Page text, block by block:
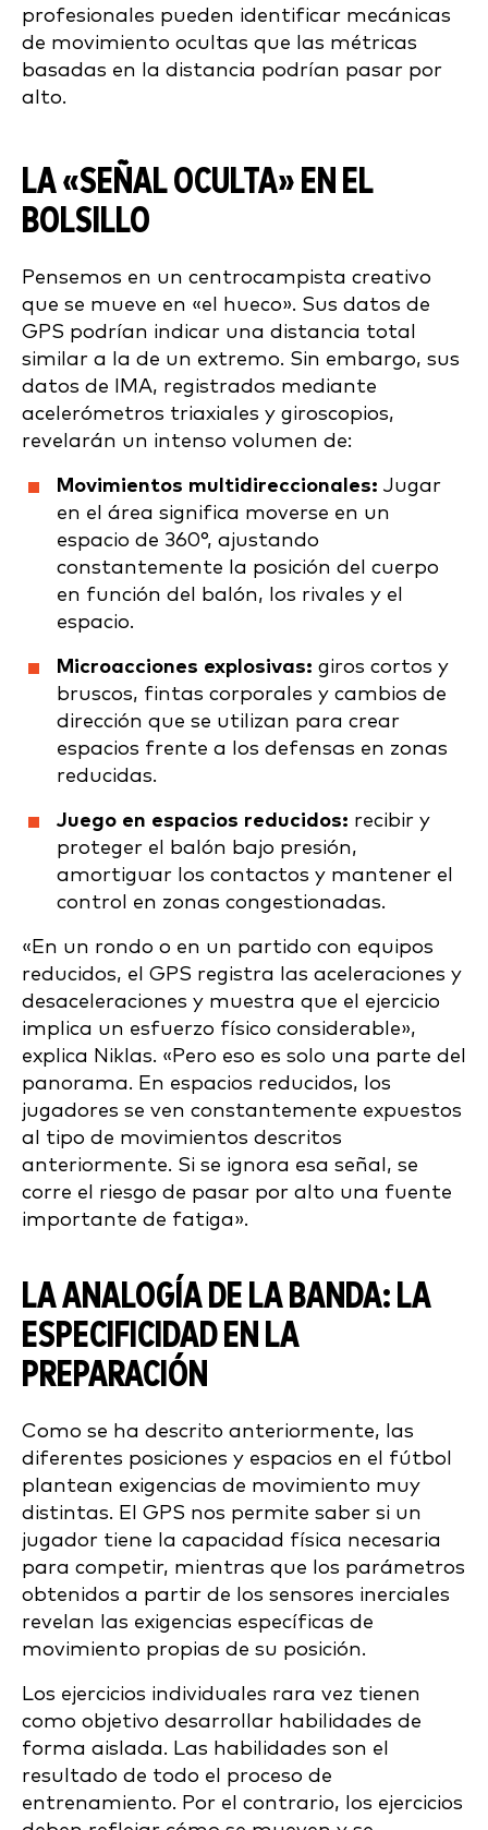
profesionales pueden identificar mecánicas
de movimiento ocultas que las métricas
basadas en la distancia podrían pasar por
alto.
LA «SEÑAL OCULTA» EN EL
BOLSILLO
Pensemos en un centrocampista creativo
que se mueve en «el hueco». Sus datos de
GPS podrían indicar una distancia total
similar a la de un extremo. Sin embargo, sus
datos de IMA, registrados mediante
acelerómetros triaxiales y giroscopios,
revelarán un intenso volumen de:
Movimientos multidireccionales: Jugar
en el área significa moverse en un
espacio de 360°, ajustando
constantemente la posición del cuerpo
en función del balón, los rivales y el
espacio.
Microacciones explosivas: giros cortos y
bruscos, fintas corporales y cambios de
dirección que se utilizan para crear
espacios frente a los defensas en zonas
reducidas.
Juego en espacios reducidos: recibir y
proteger el balón bajo presión,
amortiguar los contactos y mantener el
control en zonas congestionadas.
«En un rondo o en un partido con equipos
reducidos, el GPS registra las aceleraciones y
desaceleraciones y muestra que el ejercicio
implica un esfuerzo físico considerable»,
explica Niklas. «Pero eso es solo una parte del
panorama. En espacios reducidos, los
jugadores se ven constantemente expuestos
al tipo de movimientos descritos
anteriormente. Si se ignora esa señal, se
corre el riesgo de pasar por alto una fuente
importante de fatiga».
LA ANALOGÍA DE LA BANDA: LA
ESPECIFICIDAD EN LA
PREPARACIÓN
Como se ha descrito anteriormente, las
diferentes posiciones y espacios en el fútbol
plantean exigencias de movimiento muy
distintas. El GPS nos permite saber si un
jugador tiene la capacidad física necesaria
para competir, mientras que los parámetros
obtenidos a partir de los sensores inerciales
revelan las exigencias específicas de
movimiento propias de su posición.
Los ejercicios individuales rara vez tienen
como objetivo desarrollar habilidades de
forma aislada. Las habilidades son el
resultado de todo el proceso de
entrenamiento. Por el contrario, los ejercicios